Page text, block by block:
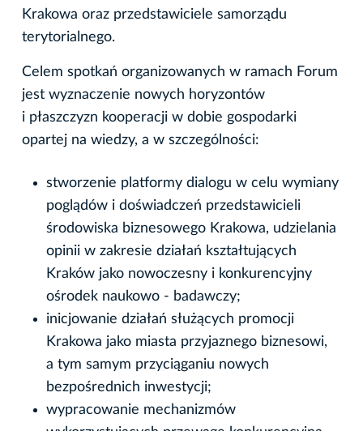
Krakowa oraz przedstawiciele samorządu
terytorialnego.
Celem spotkań organizowanych w ramach Forum
jest wyznaczenie nowych horyzontów
i płaszczyzn kooperacji w dobie gospodarki
opartej na wiedzy, a w szczególności:
stworzenie platformy dialogu w celu wymiany
poglądów i doświadczeń przedstawicieli
środowiska biznesowego Krakowa, udzielania
opinii w zakresie działań kształtujących
Kraków jako nowoczesny i konkurencyjny
ośrodek naukowo - badawczy;
inicjowanie działań służących promocji
Krakowa jako miasta przyjaznego biznesowi,
a tym samym przyciąganiu nowych
bezpośrednich inwestycji;
wypracowanie mechanizmów